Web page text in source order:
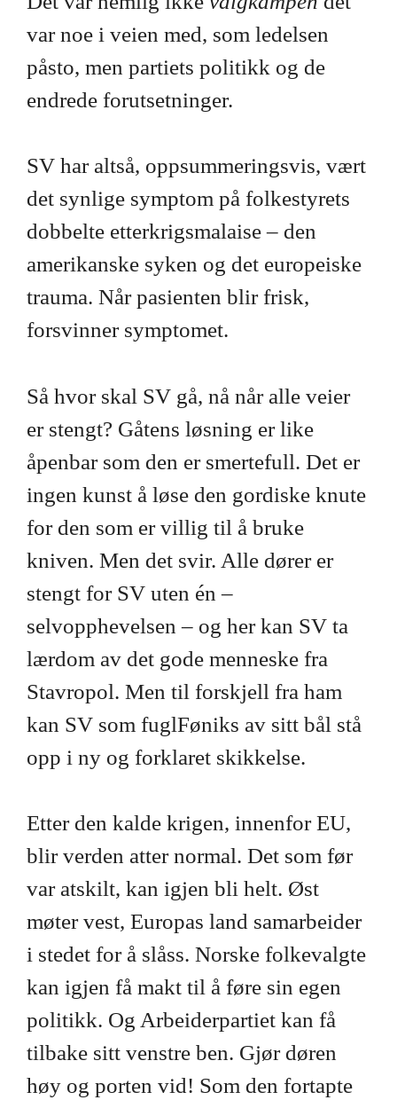
var noe i veien med, som ledelsen
påsto, men partiets politikk og de
endrede forutsetninger.
SV har altså, oppsummeringsvis, vært
det synlige symptom på folkestyrets
dobbelte etterkrigsmalaise – den
amerikanske syken og det europeiske
trauma. Når pasienten blir frisk,
forsvinner symptomet.
Så hvor skal SV gå, nå når alle veier
er stengt? Gåtens løsning er like
åpenbar som den er smertefull. Det er
ingen kunst å løse den gordiske knute
for den som er villig til å bruke
kniven. Men det svir. Alle dører er
stengt for SV uten én –
selvopphevelsen – og her kan SV ta
lærdom av det gode menneske fra
Stavropol. Men til forskjell fra ham
kan SV som fuglFøniks av sitt bål stå
opp i ny og forklaret skikkelse.
Etter den kalde krigen, innenfor EU,
blir verden atter normal. Det som før
var atskilt, kan igjen bli helt. Øst
møter vest, Europas land samarbeider
i stedet for å slåss. Norske folkevalgte
kan igjen få makt til å føre sin egen
politikk. Og Arbeiderpartiet kan få
tilbake sitt venstre ben. Gjør døren
høy og porten vid! Som den fortapte